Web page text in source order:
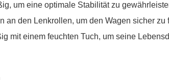
um eine optimale Stabilität zu
an den Lenkrollen, um den Wagen sicher zu
mit einem feuchten Tuch, um seine